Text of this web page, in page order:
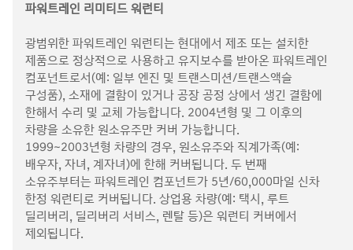
파워트레인 리미티드 워런티
광범위한 파워트레인 워런티는 현대에서 제조 또는 설치한
제품으로 정상적으로 사용하고 유지보수를 받아온 파워트레인
컴포넌트로서(예: 일부 엔진 및 트랜스미션/트랜스액슬
구성품), 소재에 결함이 있거나 공장 공정 상에서 생긴 결함에
한해서 수리 및 교체 가능합니다. 2004년형 및 그 이후의
차량을 소유한 원소유주만 커버 가능합니다.
1999~2003년형 차량의 경우, 원소유주와 직계가족(예:
배우자, 자녀, 계자녀)에 한해 커버됩니다. 두 번째
소유주부터는 파워트레인 컴포넌트가 5년/60,000마일 신차
한정 워런티로 커버됩니다. 상업용 차량(예: 택시, 루트
딜리버리, 딜리버리 서비스, 렌탈 등)은 워런티 커버에서
제외됩니다.